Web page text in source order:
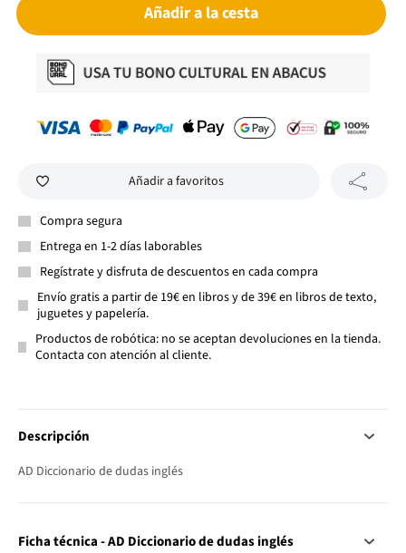
Añadir a la cesta
Añadir a favoritos
Compra segura
Entrega en 1-2 días laborables
Regístrate y disfruta de descuentos en cada compra
Envío gratis a partir de 19€ en libros y de 39€ en libros de texto,
juguetes y papelería.
Productos de robótica: no se aceptan devoluciones en la tienda.
Contacta con atención al cliente.
Descripción
AD Diccionario de dudas inglés
Ficha técnica - AD Diccionario de dudas inglés